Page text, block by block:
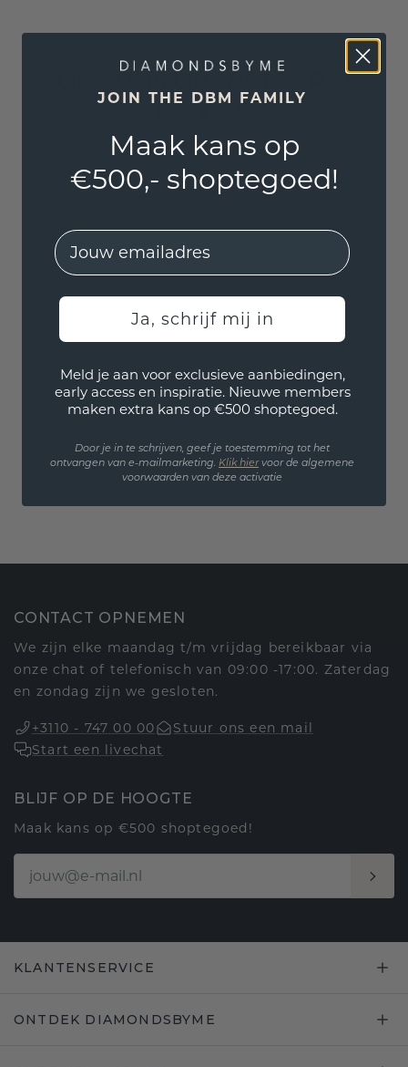
VOLG ONS OP INSTAGRAM
CONTACT OPNEMEN
We zijn elke maandag t/m vrijdag bereikbaar via
onze chat of telefonisch van 09:00 -17:00. Zaterdag
en zondag zijn we gesloten.
+3110 - 747 00 00
Stuur ons een mail
Start een livechat
BLIJF OP DE HOOGTE
Maak kans op €500 shoptegoed!
KLANTENSERVICE
ONTDEK DIAMONDSBYME
JOIN THE DBM FAMILY
Maak kans op
€500,- shoptegoed!
EMail
Ja, schrijf mij in
Meld je aan voor exclusieve aanbiedingen,
early access en inspiratie. Nieuwe members
maken extra kans op €500 shoptegoed.
Door je in te schrijven, geef je toestemming tot het
ontvangen van e-mailmarketing. Klik hiervoor de algemene
voorwaarden van deze activatie